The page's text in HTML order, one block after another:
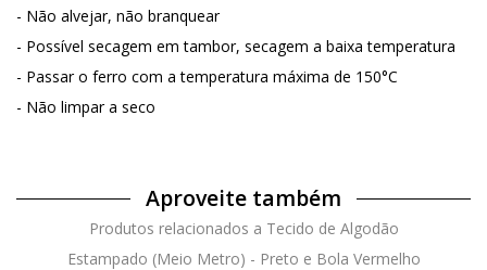
- Não alvejar, não branquear
- Possível secagem em tambor, secagem a baixa temperatura
- Passar o ferro com a temperatura máxima de 150°C
- Não limpar a seco
Aproveite também
Produtos relacionados a Tecido de Algodão
Estampado (Meio Metro) - Preto e Bola Vermelho